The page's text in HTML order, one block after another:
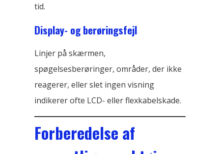
tid.
Display- og berøringsfejl
Linjer på skærmen,
spøgelsesberøringer, områder, der ikke
reagerer, eller slet ingen visning
indikerer ofte LCD- eller flexkabelskade.
Forberedelse af